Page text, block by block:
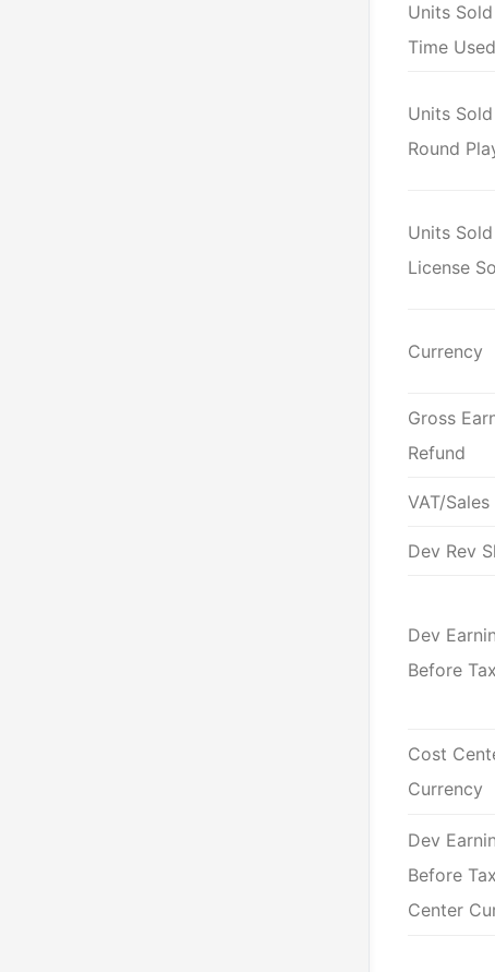
Units
Time
Units
Round
Units
License
Currency
Gross
Refund
VAT/Sales
Dev Rev
Dev
Before
Cost
Currency
Dev
Before
Center